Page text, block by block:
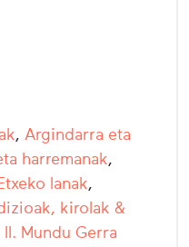
, Argindarra eta
harremanak,
lanak,
kirolak &
II. Mundu Gerra